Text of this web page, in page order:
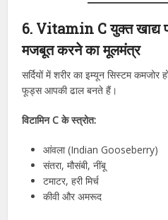
6. Vitamin C युक्त खाद्य
मजबूत करने का मूलमंत्र
सर्दियों में शरीर का इम्यून सिस्टम कमजोर
फूड्स आपकी ढाल बनते हैं।
विटामिन C के स्त्रोत:
आंवला (Indian Gooseberry)
संतरा, मौसंबी, नींबू
टमाटर, हरी मिर्च
कीवी और अमरूद